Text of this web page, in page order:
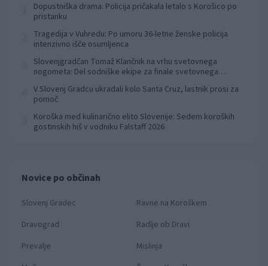
Dopustniška drama: Policija pričakala letalo s Korošico po
pristanku
Tragedija v Vuhredu: Po umoru 36-letne ženske policija
intenzivno išče osumljenca
Slovenjgradčan Tomaž Klančnik na vrhu svetovnega
nogometa: Del sodniške ekipe za finale svetovnega
V Slovenj Gradcu ukradali kolo Santa Cruz, lastnik prosi za
pomoč
Koroška med kulinarično elito Slovenije: Sedem koroških
gostinskih hiš v vodniku Falstaff 2026
Novice po občinah
Slovenj Gradec
Ravne na Koroškem
Dravograd
Radlje ob Dravi
Prevalje
Mislinja